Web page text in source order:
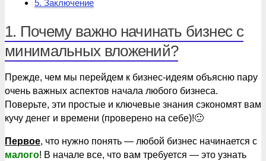
5. Заключение
1. Почему важно начинать бизнес с
минимальных вложений?
Прежде, чем мы перейдем к бизнес-идеям объясню пару
очень важных аспектов начала любого бизнеса.
Поверьте, эти простые и ключевые знания сэкономят вам
кучу денег и времени (проверено на себе)!🙂
Первое, что нужно понять — любой бизнес начинается с
малого! В начале все, что вам требуется — это узнать